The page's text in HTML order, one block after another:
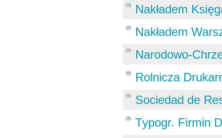
Nakładem
Nakładem
Narodowo-
Rolnicza
Sociedad de
Typogr. Firmin